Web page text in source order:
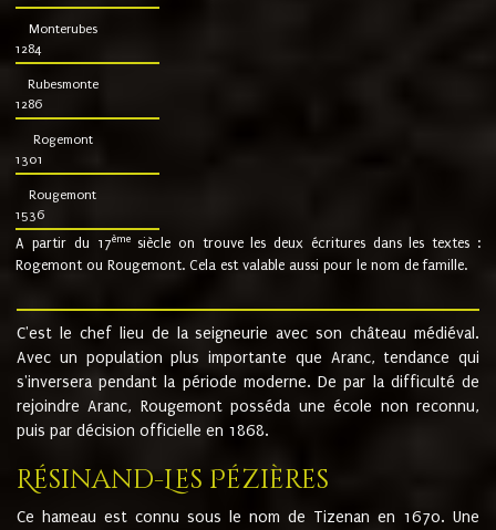
Monterubes
1284
Rubesmonte
1286
Rogemont
1301
Rougemont
1536
A partir du 17ème siècle on trouve les deux écritures dans les textes :
Rogemont ou Rougemont. Cela est valable aussi pour le nom de famille.
C'est le chef lieu de la seigneurie avec son château médiéval.
Avec un population plus importante que Aranc, tendance qui
s'inversera pendant la période moderne. De par la difficulté de
rejoindre Aranc, Rougemont posséda une école non reconnu,
puis par décision officielle en 1868.
Résinand-Les Pézières
Ce hameau est connu sous le nom de Tizenan en 1670. Une